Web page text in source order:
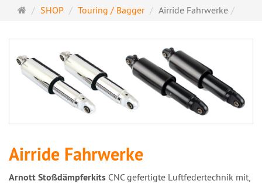
Startseite
SHOP Touring / Bagger Airride Fahrwerke
Airride Fahrwerke
Arnott Stoßdämpferkits CNC gefertigte Luftfedertechnik mit,